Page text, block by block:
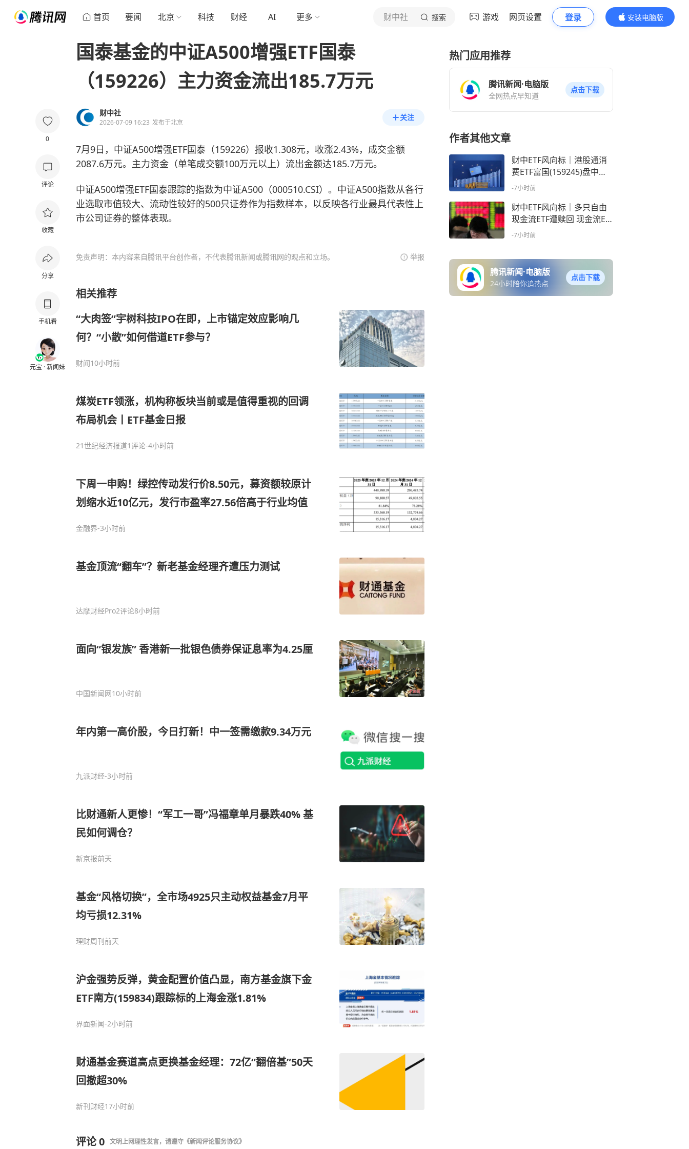
首页 要闻 北京 科技 财经 AI 更多 财中社 搜索 游戏 网页设置 登录
安装电脑版
内容更精彩
0
评论
收藏
分享
手机看
元宝 · 新闻妹
国泰基金的中证A500增强ETF国泰
（159226）主力资金流出185.7万元
财中社
2026-07-09 16:23 发布于北京
关注
7月9日，中证A500增强ETF国泰（159226）报收1.308元，收涨2.43%，成交金额
2087.6万元。主力资金（单笔成交额100万元以上）流出金额达185.7万元。
中证A500增强ETF国泰跟踪的指数为中证A500（000510.CSI）。中证A500指数从各行
业选取市值较大、流动性较好的500只证券作为指数样本，以反映各行业最具代表性上
市公司证券的整体表现。
免责声明：本内容来自腾讯平台创作者，不代表腾讯新闻或腾讯网的观点和立场。 举报
相关推荐
“大肉签”宇树科技IPO在即，上市锚定效应影响几
何？“小散”如何借道ETF参与？
财闻10小时前
煤炭ETF领涨，机构称板块当前或是值得重视的回调
布局机会丨ETF基金日报
21世纪经济报道1评论-4小时前
下周一申购！绿控传动发行价8.50元，募资额较原计
划缩水近10亿元，发行市盈率27.56倍高于行业均值
金融界-3小时前
基金顶流“翻车”？新老基金经理齐遭压力测试
达摩财经Pro2评论8小时前
面向“银发族” 香港新一批银色债券保证息率为4.25厘
中国新闻网10小时前
年内第一高价股，今日打新！中一签需缴款9.34万元
九派财经-3小时前
比财通新人更惨！“军工一哥”冯福章单月暴跌40% 基
民如何调仓？
新京报前天
基金“风格切换”，全市场4925只主动权益基金7月平
均亏损12.31%
理财周刊前天
沪金强势反弹，黄金配置价值凸显，南方基金旗下金
ETF南方(159834)跟踪标的上海金涨1.81%
界面新闻-2小时前
财通基金赛道高点更换基金经理：72亿“翻倍基”50天
回撤超30%
新刊财经17小时前
评论0 文明上网理性发言，请遵守 《新闻评论服务协议》
热门应用推荐
腾讯新闻·电脑版
全网热点早知道
点击下载
作者其他文章
财中ETF风向标｜港股通消
费ETF富国(159245)盘中下
跌1.12%，港股消费板块逆
-7小时前
财中ETF风向标｜多只自由
现金流ETF遭赎回 现金流ET
F长城(159166)盘中跌0.24%
-7小时前
腾讯新闻·电脑版
24小时陪你追热点
点击下载